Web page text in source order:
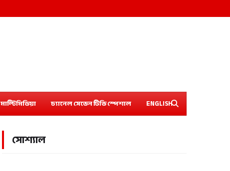
মাল্টিমিডিয়া চ্যানেল সেভেন টিভি স্পেশাল ENGLISH
সোশ্যাল